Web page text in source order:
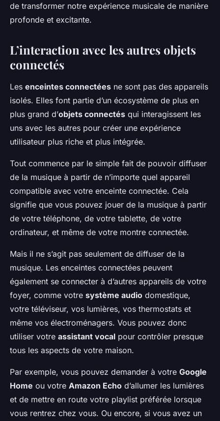
de transformer notre expérience musicale de manière
profonde et excitante.
L’interaction avec les autres objets
connectés
Les enceintes connectées ne sont pas des appareils
isolés. Elles font partie d’un écosystème de plus en
plus grand d’objets connectés qui interagissent les
uns avec les autres pour créer une expérience
utilisateur plus riche et plus intégrée.
Tout commence par le simple fait de pouvoir diffuser
de la musique à partir de n’importe quel appareil
compatible avec votre enceinte connectée. Cela
signifie que vous pouvez jouer de la musique à partir
de votre téléphone, de votre tablette, de votre
ordinateur, et même de votre montre connectée.
Mais il ne s’agit pas seulement de diffuser de la
musique. Les enceintes connectées peuvent
également se connecter à d’autres appareils de votre
foyer, comme votre système audio domestique,
votre téléviseur, vos lumières, vos thermostats et
même vos électroménagers. Vous pouvez donc
utiliser votre assistant vocal pour contrôler presque
tous les aspects de votre maison.
Par exemple, vous pouvez demander à votre Google
Home ou votre Amazon Echo d’allumer les lumières
et de mettre en route votre playlist préférée lorsque
vous rentrez chez vous. Ou encore, si vous avez un